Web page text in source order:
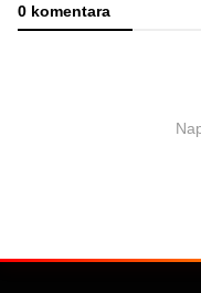
0 komentara